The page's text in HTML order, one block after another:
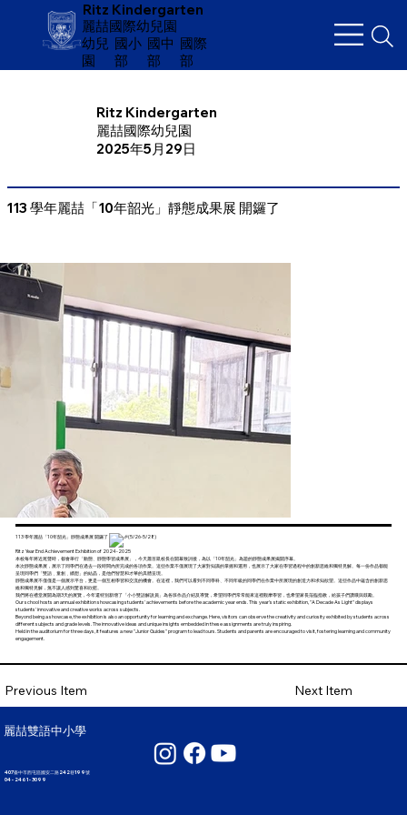
Ritz Kindergarten
麗喆國際幼兒園
幼兒
園
​國小
部
國中
部
國際
部
Ritz Kindergarten
麗喆國際幼兒園
2025年5月29日
113 學年麗喆「10年韶光」靜態成果展 開鑼了
113 學年麗喆「10年韶光」靜態成果展 開鑼了 (5/26-5/28)
Ritz Year End Achievement Exhibition of 2024-2025
本校每年將近尾聲時，都會舉行「動態、靜態學習成果展」，今天蕭百凱校長在開幕致詞後，為以「10年韶光」為題的靜態成果展揭開序幕。
本次靜態成果展，展示了同學們在過去一段時間內所完成的各項作業。這些作業不僅展現了大家對知識的掌握和運用，也展示了大家在學習過程中的創新思維和獨特見解。每一份作品都能
呈現同學們「雙語﹑童創﹑續想」的結晶，是他們智慧和才華的具體呈現。
靜態成果展不僅僅是一個展示平台，更是一個互相學習和交流的機會。在這裡，我們可以看到不同學科、不同年級的同學們在作業中所展現的創造力和求知欲望。這些作品中蘊含的創新思
維和獨特見解，無不讓人感到驚喜和欣慰。
我們將在禮堂展開為期3天的展覽，今年還特別新增了「小小雙語解說員」為各班作品介紹及導覽，希望同學們常常能來這裡觀摩學習，也希望家長蒞臨指教，給孩子們讚嘆與鼓勵。
Our school hosts an annual exhibition showcasing students' achievements before the academic year ends. This year's static exhibition, "A Decade As Light" displays
students' innovative and creative works across subjects.
Beyond being a showcase, the exhibition is also an opportunity for learning and exchange. Here, visitors can observe the creativity and curiosity exhibited by students across
different subjects and grade levels. The innovative ideas and unique insights embedded in these assignments are truly inspiring.
Held in the auditorium for three days, it features a new "Junior Guides" program to lead tours. Students and parents are encouraged to visit, fostering learning and community
engagement.
Previous Item Next Item
麗喆雙語中小學
407臺中市西屯區國安二路242巷199號
04 - 2461 - 3099